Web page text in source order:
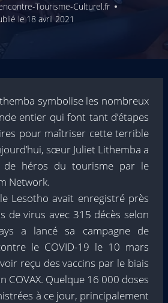
Tourisme-Culturel.fr
le 18 avril 2021
symbolise les nombreux
entier qui font tant d’étapes
pour maîtriser cette terrible
sœur Juliet Lithemba a
héros du tourisme par le
Network.
Lesotho avait enregistré près
de virus avec 315 décès selon
a lancé sa campagne de
le COVID-19 le 10 mars
reçu des vaccins par le biais
COVAX. Quelque 16 000 doses
à ce jour, principalement